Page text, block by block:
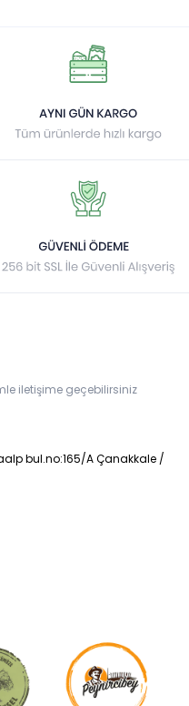
iletişime geçebilirsiniz
bul.no:165/A Çanakkale /